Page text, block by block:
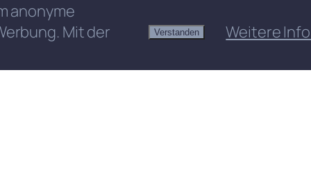
anonyme
Mit der
Verstanden Weitere